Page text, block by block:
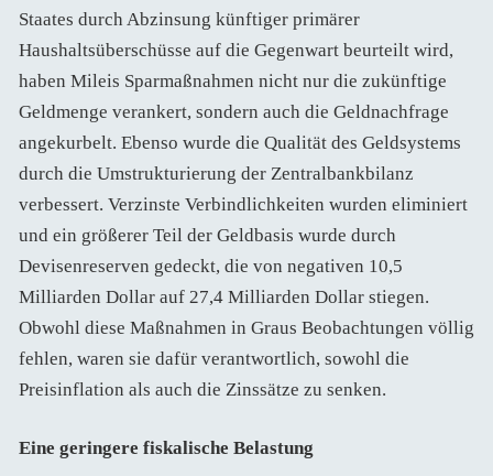
Staates durch Abzinsung künftiger primärer
Haushaltsüberschüsse auf die Gegenwart beurteilt wird,
haben Mileis Sparmaßnahmen nicht nur die zukünftige
Geldmenge verankert, sondern auch die Geldnachfrage
angekurbelt. Ebenso wurde die Qualität des Geldsystems
durch die Umstrukturierung der Zentralbankbilanz
verbessert. Verzinste Verbindlichkeiten wurden eliminiert
und ein größerer Teil der Geldbasis wurde durch
Devisenreserven gedeckt, die von negativen 10,5
Milliarden Dollar auf 27,4 Milliarden Dollar stiegen.
Obwohl diese Maßnahmen in Graus Beobachtungen völlig
fehlen, waren sie dafür verantwortlich, sowohl die
Preisinflation als auch die Zinssätze zu senken.
Eine geringere fiskalische Belastung